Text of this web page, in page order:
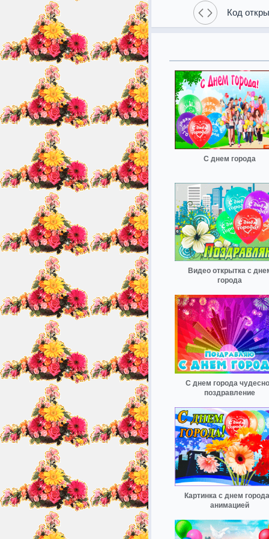
Код
С днем города
Видео открытка с
города
С днем города
поздравление
Картинка с днем
анимацией